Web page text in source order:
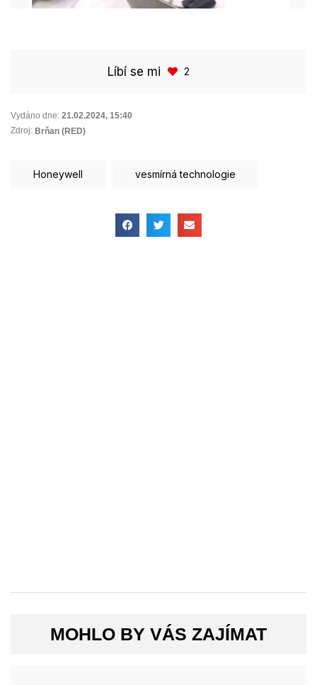
Líbí se mi 2
Vydáno dne: 21.02.2024, 15:40
Zdroj: Brňan (RED)
Honeywell vesmírná technologie
MOHLO BY VÁS ZAJÍMAT